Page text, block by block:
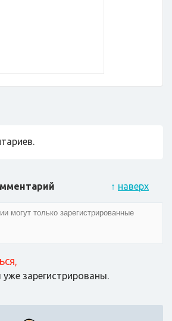
↑ наверх
,
уже зарегистрированы.